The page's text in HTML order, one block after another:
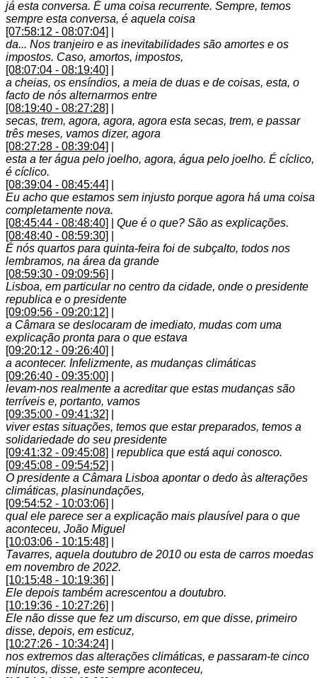
já esta conversa. É uma coisa recurrente. Sempre, temos
sempre esta conversa, é aquela coisa
[07:58:12 - 08:07:04]
da... Nos tranjeiro e as inevitabilidades são amortes e os
impostos. Caso, amortos, impostos,
[08:07:04 - 08:19:40]
a cheias, os ensíndios, a meia de duas e de coisas, esta, o
facto de nós alternarmos entre
[08:19:40 - 08:27:28]
secas, trem, agora, agora, agora esta secas, trem, e passar
três meses, vamos dizer, agora
[08:27:28 - 08:39:04]
esta a ter água pelo joelho, agora, água pelo joelho. É cíclico,
é cíclico.
[08:39:04 - 08:45:44]
Eu acho que estamos sem injusto porque agora há uma coisa
completamente nova.
[08:45:44 - 08:48:40]
Que é o que? São as explicações.
[08:48:40 - 08:59:30]
É nós quartos para quinta-feira foi de subçalto, todos nos
lembramos, na área da grande
[08:59:30 - 09:09:56]
Lisboa, em particular no centro da cidade, onde o presidente
republica e o presidente
[09:09:56 - 09:20:12]
a Câmara se deslocaram de imediato, mudas com uma
explicação pronta para o que estava
[09:20:12 - 09:26:40]
a acontecer. Infelizmente, as mudanças climáticas
[09:26:40 - 09:35:00]
levam-nos realmente a acreditar que estas mudanças são
terríveis e, portanto, vamos
[09:35:00 - 09:41:32]
viver estas situações, temos que estar preparados, temos a
solidariedade do seu presidente
[09:41:32 - 09:45:08]
republica que está aqui conosco.
[09:45:08 - 09:54:52]
O presidente a Câmara Lisboa apontar o dedo às alterações
climáticas, plasinundações,
[09:54:52 - 10:03:06]
qual ele parece ser a explicação mais plausível para o que
aconteceu, João Miguel
[10:03:06 - 10:15:48]
Tavarres, aquela doutubro de 2010 ou esta de carros moedas
em novembro de 2022.
[10:15:48 - 10:19:36]
Ele depois também acrescentou a doutubro.
[10:19:36 - 10:27:26]
Ele não disse que fez um discurso, em que disse, primeiro
disse, depois, em esticuz,
[10:27:26 - 10:34:24]
nos extremos das alterações climáticas, e passaram-te cinco
minutos, disse, este sempre aconteceu,